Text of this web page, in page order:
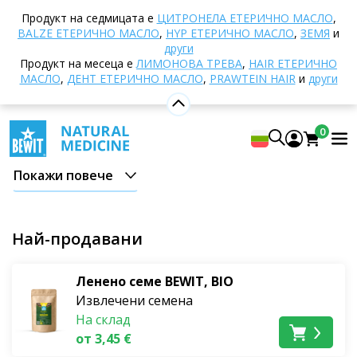
Продукт на седмицата е ЦИТРОНЕЛА ЕТЕРИЧНО МАСЛО,
BALZE ЕТЕРИЧНО МАСЛО, HYP ЕТЕРИЧНО МАСЛО, ЗЕМЯ и
други
Продукт на месеца еЛИМОНОВА ТРЕВА, HAIR ЕТЕРИЧНО
МАСЛО, ДЕНТ ЕТЕРИЧНО МАСЛО, PRAWTEIN HAIRи други
0
Суперхрани
Други суперхрани
Други суперхрани
Обогатете диетата си със суперхрани и подарете на
тялото си най-доброто от природата. Тези
природни съкровища са пълни с
витамини,
минерали, антиоксиданти
вещества, които ще повишат
вкусно и балансирано.
Суперхрани от най-високо
качество
В нашия асортимент от суперхрани ще откриете
Покажи повече
Най-продавани
Ленено семе BEWIT, BIO
Извлечени семена
На склад
от 3,45 €